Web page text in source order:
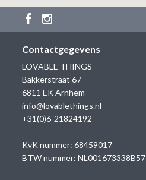
Contactgegevens
LOVABLE THINGS
Bakkerstraat 67
6811 EK Arnhem
info@lovablethings.nl
+31(0)6-21824192
KvK nummer: 68459017
BTW nummer: NL001673338B57